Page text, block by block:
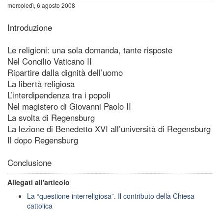
mercoledì, 6 agosto 2008
Introduzione
Le religioni: una sola domanda, tante risposte
Nel Concilio Vaticano II
Ripartire dalla dignità dell’uomo
La libertà religiosa
L’interdipendenza tra i popoli
Nel magistero di Giovanni Paolo II
La svolta di Regensburg
La lezione di Benedetto XVI all’università di Regensburg
Il dopo Regensburg
Conclusione
Allegati all'articolo
La “questione interreligiosa”. Il contributo della Chiesa
cattolica